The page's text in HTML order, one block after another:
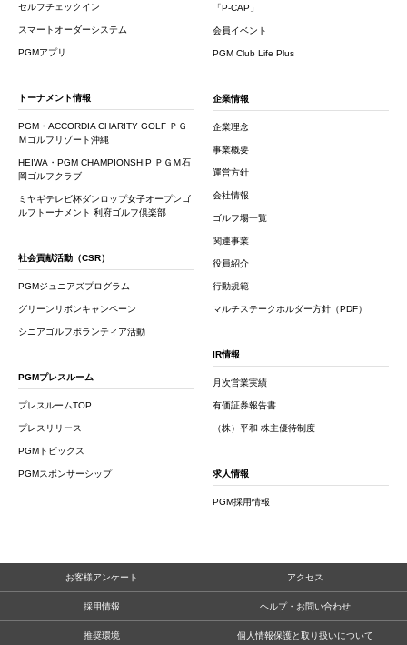
セルフチェックイン
スマートオーダーシステム
PGMアプリ
「P-CAP」
会員イベント
PGM Club Life Plus
トーナメント情報
PGM・ACCORDIA CHARITY GOLF ＰＧ
Ｍゴルフリゾート沖縄
HEIWA・PGM CHAMPIONSHIP ＰＧＭ石
岡ゴルフクラブ
ミヤギテレビ杯ダンロップ女子オープンゴ
ルフトーナメント 利府ゴルフ倶楽部
企業情報
企業理念
事業概要
運営方針
会社情報
ゴルフ場一覧
関連事業
役員紹介
行動規範
マルチステークホルダー方針（PDF）
社会貢献活動（CSR）
PGMジュニアズプログラム
グリーンリボンキャンペーン
シニアゴルフボランティア活動
IR情報
月次営業実績
有価証券報告書
（株）平和 株主優待制度
PGMプレスルーム
プレスルームTOP
プレスリリース
PGMトピックス
PGMスポンサーシップ 求人情報
PGM採用情報
お客様アンケート アクセス
採用情報 ヘルプ・お問い合わせ
推奨環境 個人情報保護と取り扱いについて